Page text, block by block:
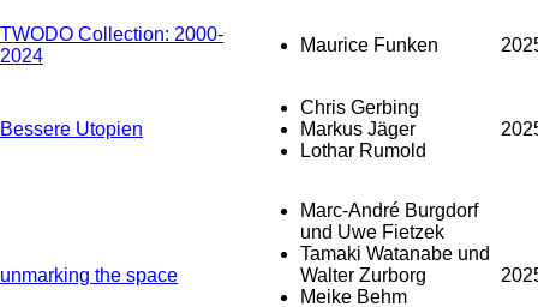
TWODO Collection: 2000-
2024
Maurice Funken
Bessere Utopien
Chris Gerbing
Markus Jäger
Lothar Rumold
unmarking the space
Marc-André Burgdorf
und Uwe Fietzek
Tamaki Watanabe und
Walter Zurborg
Meike Behm